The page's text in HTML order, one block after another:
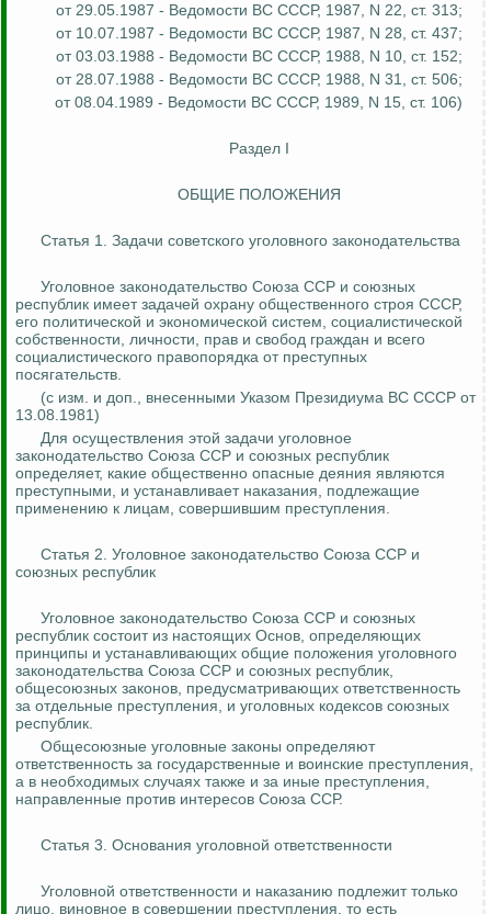
от 29.05.1987 - Ведомости ВС СССР, 1987, N 22, ст. 313;
от 10.07.1987 - Ведомости ВС СССР, 1987, N 28, ст. 437;
от 03.03.1988 - Ведомости ВС СССР, 1988, N 10, ст. 152;
от 28.07.1988 - Ведомости ВС СССР, 1988, N 31, ст. 506;
от 08.04.1989 - Ведомости ВС СССР, 1989, N 15, ст. 106)
Раздел I
ОБЩИЕ ПОЛОЖЕНИЯ
Статья 1. Задачи советского уголовного законодательства
Уголовное законодательство Союза ССР и союзных
республик имеет задачей охрану общественного строя СССР,
его политической и экономической систем, социалистической
собственности, личности, прав и свобод граждан и всего
социалистического правопорядка от преступных
посягательств.
(с изм. и доп., внесенными Указом Президиума ВС СССР от
13.08.1981)
Для осуществления этой задачи уголовное
законодательство Союза ССР и союзных республик
определяет, какие общественно опасные деяния являются
преступными, и устанавливает наказания, подлежащие
применению к лицам, совершившим преступления.
Статья 2. Уголовное законодательство Союза ССР и
союзных республик
Уголовное законодательство Союза ССР и союзных
республик состоит из настоящих Основ, определяющих
принципы и устанавливающих общие положения уголовного
законодательства Союза ССР и союзных республик,
общесоюзных законов, предусматривающих ответственность
за отдельные преступления, и уголовных кодексов союзных
республик.
Общесоюзные уголовные законы определяют
ответственность за государственные и воинские преступления,
а в необходимых случаях также и за иные преступления,
направленные против интересов Союза ССР.
Статья 3. Основания уголовной ответственности
Уголовной ответственности и наказанию подлежит только
лицо, виновное в совершении преступления, то есть